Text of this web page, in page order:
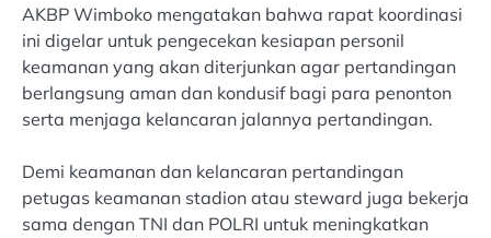
AKBP Wimboko mengatakan bahwa rapat koordinasi
ini digelar untuk pengecekan kesiapan personil
keamanan yang akan diterjunkan agar pertandingan
berlangsung aman dan kondusif bagi para penonton
serta menjaga kelancaran jalannya pertandingan.
Demi keamanan dan kelancaran pertandingan
petugas keamanan stadion atau steward juga bekerja
sama dengan TNI dan POLRI untuk meningkatkan